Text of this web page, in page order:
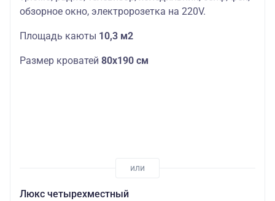
обзорное окно, электророзетка на 220V.
Площадь каюты 10,3 м2
Размер кроватей 80х190 см
Люкс четырехместный